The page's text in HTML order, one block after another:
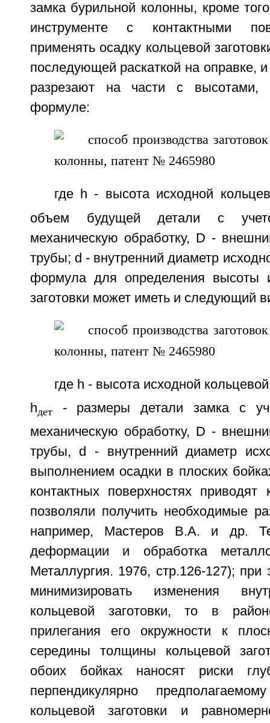
замка бурильной колонны, кроме
инструменте с контактными
применять осадку кольцевой
последующей раскаткой на оправке,
разрезают на части с высотами,
формуле:
где h - высота исходной
объем будущей детали с
механическую обработку, D -
трубы; d - внутренний диаметр
формула для определения высоты
заготовки может иметь и следующий
где h - высота исходной
hдет- размеры детали замка с
механическую обработку, D -
трубы, d - внутренний диаметр
выполнением осадки в плоских
контактных поверхностях
позволяли получить необходимые
например, Мастеров В.А. и др.
деформации и обработка
Металлургия. 1976, стр.126-127); при
минимизировать изменения
кольцевой заготовки, то в
прилегания его окружности к
середины толщины кольцевой
обоих бойках наносят риски
перпендикулярно
кольцевой заготовки и